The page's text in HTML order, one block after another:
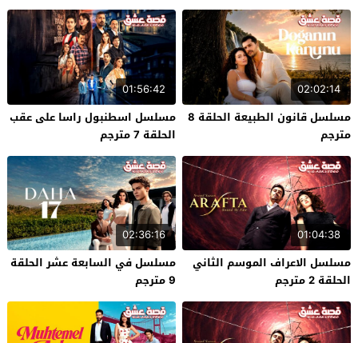
02:02:14
مسلسل قانون الطبيعة الحلقة 8
مترجم
01:56:42
مسلسل اسطنبول راسا على عقب
الحلقة 7 مترجم
01:04:38
مسلسل الاعراف الموسم الثاني
الحلقة 2 مترجم
02:36:16
مسلسل في السابعة عشر الحلقة
9 مترجم